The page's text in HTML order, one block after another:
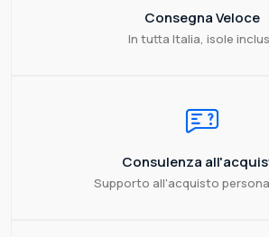
Consegna Veloce
In tutta Italia, isole
Consulenza
Supporto all'acquisto